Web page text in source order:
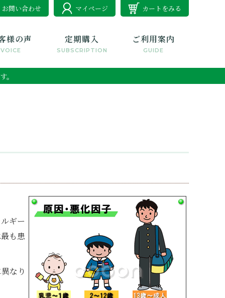
お問い合わせ マイページ カートをみる
様の声
VOICE
定期購入
SUBSCRIPTION
ご利用案内
GUIDE
。
ギー
も患
なり